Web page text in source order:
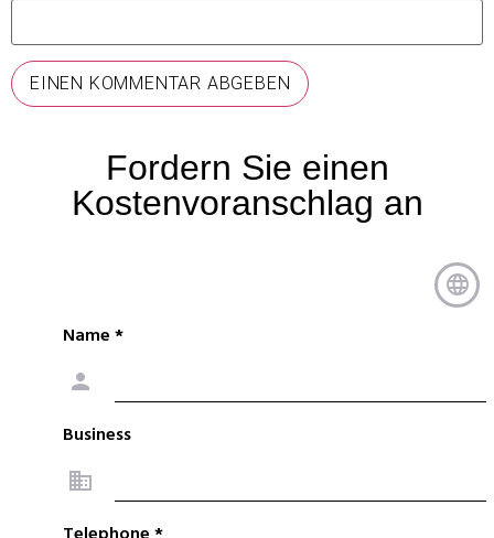
Fordern Sie einen
Kostenvoranschlag an